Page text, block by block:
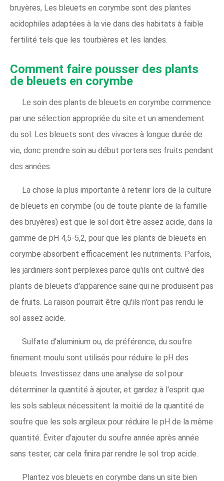
bruyères, Les bleuets en corymbe sont des plantes
acidophiles adaptées à la vie dans des habitats à faible
fertilité tels que les tourbières et les landes.
Comment faire pousser des plants
de bleuets en corymbe
Le soin des plants de bleuets en corymbe commence
par une sélection appropriée du site et un amendement
du sol. Les bleuets sont des vivaces à longue durée de
vie, donc prendre soin au début portera ses fruits pendant
des années.
La chose la plus importante à retenir lors de la culture
de bleuets en corymbe (ou de toute plante de la famille
des bruyères) est que le sol doit être assez acide, dans la
gamme de pH 4,5-5,2, pour que les plants de bleuets en
corymbe absorbent efficacement les nutriments. Parfois,
les jardiniers sont perplexes parce qu'ils ont cultivé des
plants de bleuets d'apparence saine qui ne produisent pas
de fruits. La raison pourrait être qu'ils n'ont pas rendu le
sol assez acide.
Sulfate d'aluminium ou, de préférence, du soufre
finement moulu sont utilisés pour réduire le pH des
bleuets. Investissez dans une analyse de sol pour
déterminer la quantité à ajouter, et gardez à l'esprit que
les sols sableux nécessitent la moitié de la quantité de
soufre que les sols argileux pour réduire le pH de la même
quantité. Éviter d'ajouter du soufre année après année
sans tester, car cela finira par rendre le sol trop acide.
Plantez vos bleuets en corymbe dans un site bien